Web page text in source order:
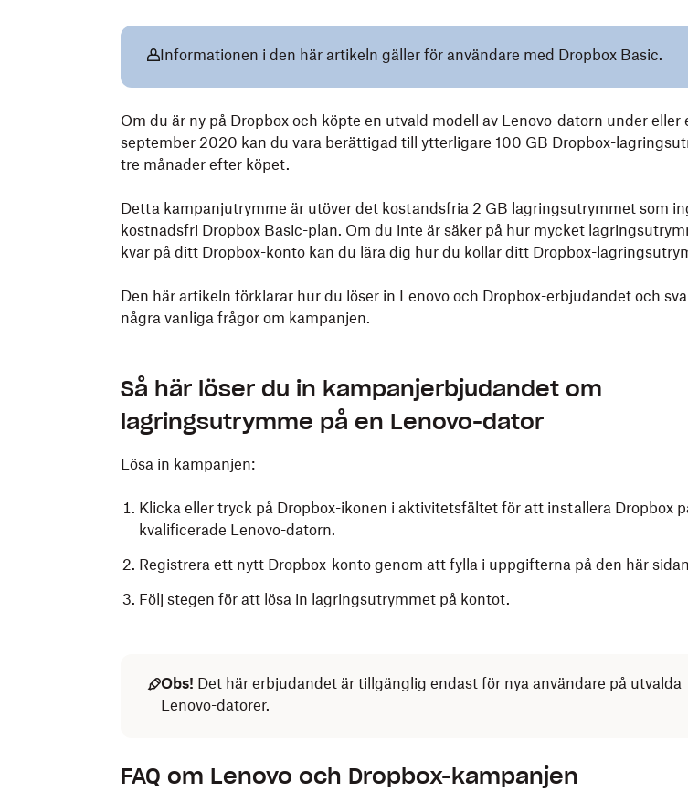
Informationen i den här artikeln gäller för användare med Dropbox Basic.
Om du är ny på Dropbox och köpte en utvald modell av Lenovo-datorn under eller
september 2020 kan du vara berättigad till ytterligare 100 GB Dropbox-
tre månader efter köpet.
Detta kampanjutrymme är utöver det kostandsfria 2 GB lagringsutrymmet som
kostnadsfri Dropbox Basic-plan. Om du inte är säker på hur mycket
kvar på ditt Dropbox-konto kan du lära dig hur du kollar ditt Dropbox-
Den här artikeln förklarar hur du löser in Lenovo och Dropbox-erbjudandet och
några vanliga frågor om kampanjen.
Så här löser du in kampanjerbjudandet om
lagringsutrymme på en Lenovo-dator
Lösa in kampanjen:
Klicka eller tryck på Dropbox-ikonen i aktivitetsfältet för att installera Dropbox
kvalificerade Lenovo-datorn.
Registrera ett nytt Dropbox-konto genom att fylla i uppgifterna på den här
Följ stegen för att lösa in lagringsutrymmet på kontot.
Obs! Det här erbjudandet är tillgänglig endast för nya användare på utvalda
Lenovo-datorer.
FAQ om Lenovo och Dropbox-kampanjen